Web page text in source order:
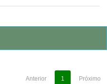
Anterior 1 Próximo